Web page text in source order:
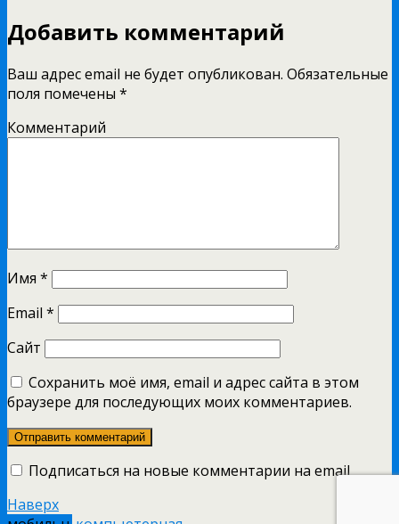
Добавить комментарий
Ваш адрес email не будет опубликован. Обязательные
поля помечены *
Комментарий
Имя *
Email *
Сайт
Сохранить моё имя, email и адрес сайта в этом
браузере для последующих моих комментариев.
Подписаться на новые комментарии на email
Наверх